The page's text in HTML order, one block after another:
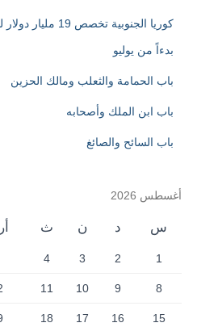
كوريا الجنوبية
بدءاً من يوليو
باب الحمامة والثعلب ومالك الحزين
باب ابن الملك وأصحابه
باب السائح والصائغ
أغسطس 2026
س د ن ث
1
2
3
4
8
9
10
11
15
16
17
18